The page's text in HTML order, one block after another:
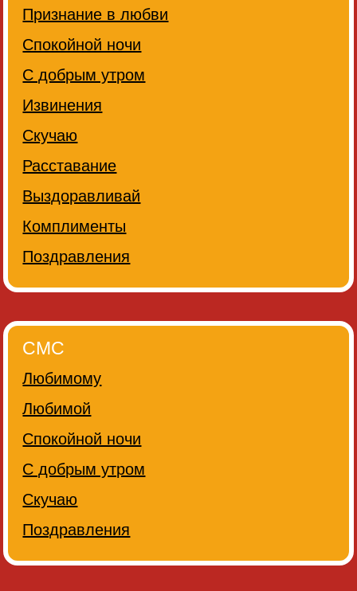
Признание в любви
Спокойной ночи
С добрым утром
Извинения
Скучаю
Расставание
Выздоравливай
Комплименты
Поздравления
СМС
Любимому
Любимой
Спокойной ночи
С добрым утром
Скучаю
Поздравления